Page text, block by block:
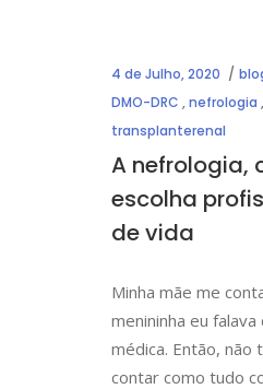
4 de Julho, 2020
DMO-DRC ,nefrologia ,
transplanterenal
A nefrologia,
escolha
de vida
Minha mãe me
menininha eu
médica. Então, não
contar como tudo